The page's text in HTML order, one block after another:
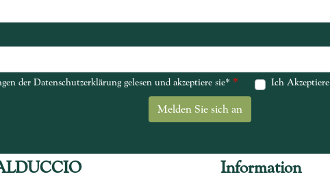
der Datenschutzerklärung gelesen und akzeptiere sie* *
der Datenschutzerklärung gelesen und akzeptiere sie* * Ich Akzeptiere
Information